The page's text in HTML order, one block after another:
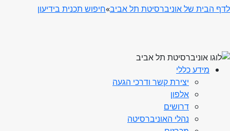
לדף הבית של אוניברסיטת תל אביב»חיפוש תכנית בידיעון
מידע כללי
יצירת קשר ודרכי הגעה
אלפון
דרושים
נהלי האוניברסיטה